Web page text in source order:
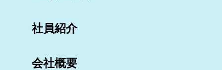
社員紹介
会社概要